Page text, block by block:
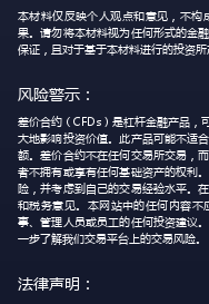
本材料仅反映个人观点和意见，不
果。请勿将本材料视为任何形式的金
保证，且对于基于本材料进行的投资
风险警示：
差价合约（CFDs）是杠杆金融产品
大地影响投资价值。此产品可能不适
额。差价合约不在任何交易所交易，
者不拥有或享有任何基础资产的权利
险，并考虑到自己的交易经验水平。
和税务意见。本网站中的任何内容
事、管理人员或员工的任何投资建议
一步了解我们交易平台上的交易风险。
法律声明：